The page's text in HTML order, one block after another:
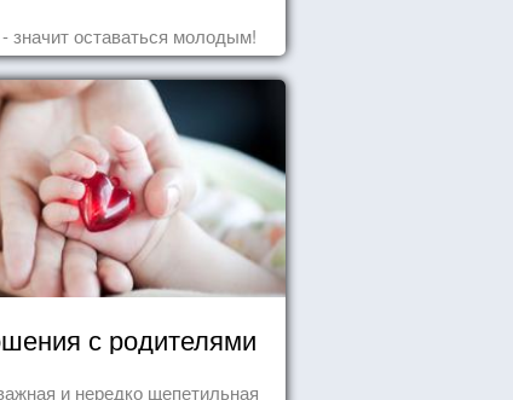
значит оставаться молодым!
с родителями
и нередко щепетильная